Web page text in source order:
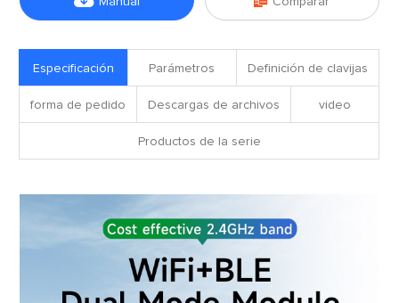
Especificación Parámetros Definición de clavijas
forma de pedido Descargas de archivos video
Productos de la serie